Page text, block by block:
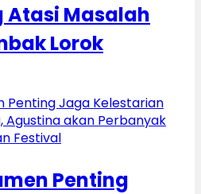
Atasi Masalah
Lorok
Penting